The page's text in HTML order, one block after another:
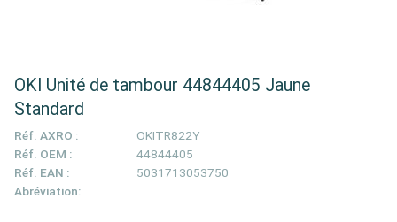
OKI Unité de tambour 44844405 Jaune
Standard
Réf. AXRO :
OKITR822Y
Réf. OEM :
44844405
Réf. EAN :
5031713053750
Abréviation: